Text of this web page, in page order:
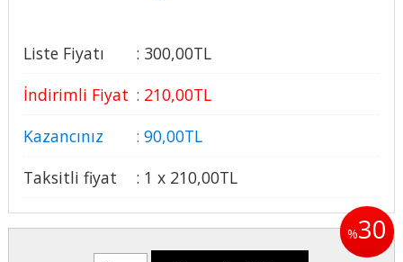
Liste Fiyatı : 300,00TL
İndirimli Fiyat : 210,00TL
Kazancınız
: 90,00TL
Taksitli fiyat
: 1 x 210,00TL
%30